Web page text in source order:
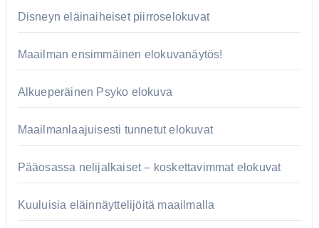
Disneyn eläinaiheiset piirroselokuvat
Maailman ensimmäinen elokuvanäytös!
Alkueperäinen Psyko elokuva
Maailmanlaajuisesti tunnetut elokuvat
Pääosassa nelijalkaiset – koskettavimmat elokuvat
Kuuluisia eläinnäyttelijöitä maailmalla